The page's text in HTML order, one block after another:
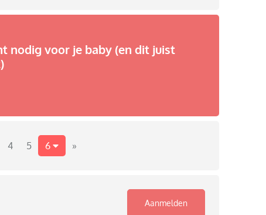
nodig voor je baby (en dit juist
4 5 6 »
Aanmelden